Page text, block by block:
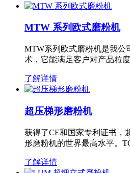
MTW 系列欧式磨粉机
MTW系列欧式磨粉机是我公
术，它能满足客户对产品粒
了解详情
超压梯形磨粉机
获得了CE和国家专利证书，
形磨粉机的世界最高水平。
了解详情